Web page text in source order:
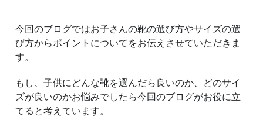
イ
ン
ト
今回のブログではお子さんの靴の選び方やサイズの選
び方からポイントについてをお伝えさせていただきま
す。
もし、子供にどんな靴を選んだら良いのか、どのサイ
ズが良いのかお悩みでしたら今回のブログがお役に立
てると考えています。